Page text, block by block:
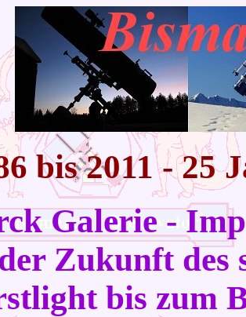
bis 2011 - 25
Galerie -
Zukunft des
bis zum